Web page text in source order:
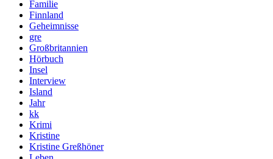
Familie
Finnland
Geheimnisse
gre
Großbritannien
Hörbuch
Insel
Interview
Island
Jahr
kk
Krimi
Kristine
Kristine Greßhöner